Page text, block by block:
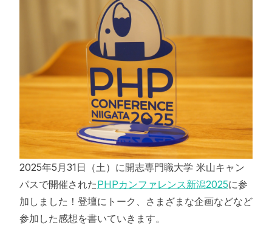
2025年5月31日（土）に開志専門職大学 米山キャン
パスで開催されたPHPカンファレンス新潟2025に参
加しました！登壇にトーク、さまざまな企画などなど
参加した感想を書いていきます。